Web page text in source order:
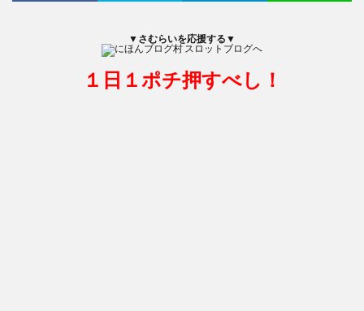
▼さむらいを応援する▼
１日１ポチ押すべし！